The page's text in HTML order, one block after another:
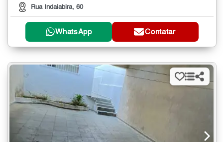
Rua Indaiabira, 60
WhatsApp Contatar